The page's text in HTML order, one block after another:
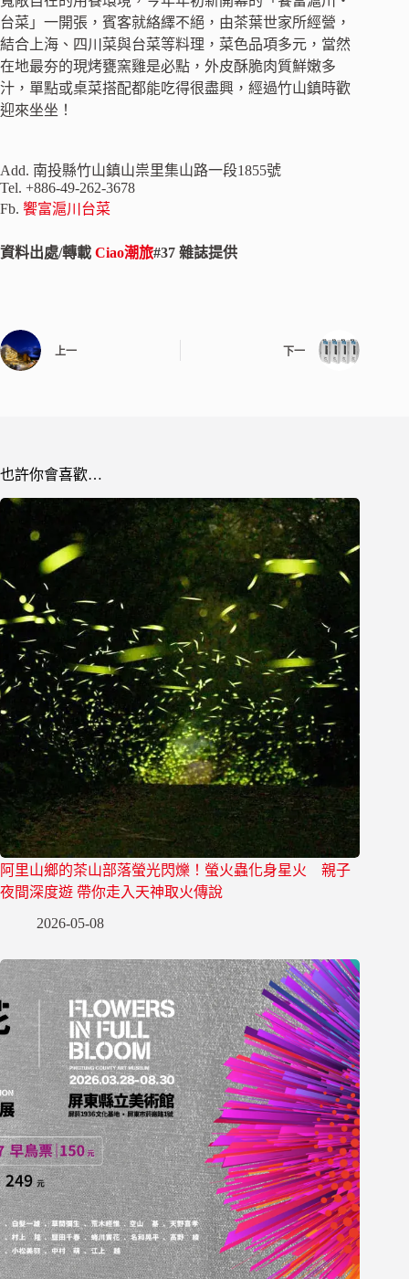
台菜」一開張，賓客就絡繹不絕，由茶葉世家所經營，
結合上海、四川菜與台菜等料理，菜色品項多元，當然
在地最夯的現烤甕窯雞是必點，外皮酥脆肉質鮮嫩多
汁，單點或桌菜搭配都能吃得很盡興，經過竹山鎮時歡
迎來坐坐！
Add. 南投縣竹山鎮山祟里集山路一段1855號
Tel. +886-49-262-3678
Fb. 饗富滬川台菜
資料出處/轉載 Ciao潮旅#37 雜誌提供
上一 下一
也許你會喜歡…
阿里山鄉的茶山部落螢光閃爍！螢火蟲化身星火 親子
夜間深度遊 帶你走入天神取火傳說
2026-05-08